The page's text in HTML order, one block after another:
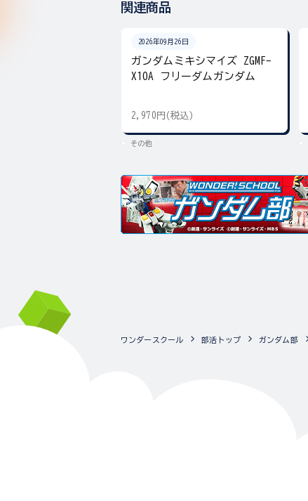
関連商品
2026年09月26日
ガンダムミキシマイズ ZGMF-
X10A フリーダムガンダム
2,970円(税込)
その他
ワンダースクール 部活トップ ガンダム部